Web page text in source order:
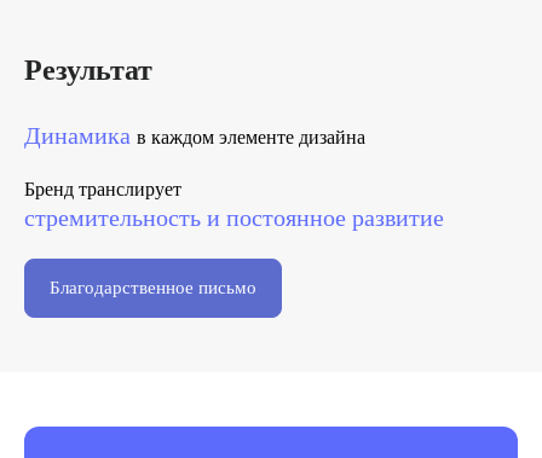
Результат
Динамика в каждом элементе дизайна
Бренд транслирует
стремительность и постоянное развитие
Благодарственное письмо